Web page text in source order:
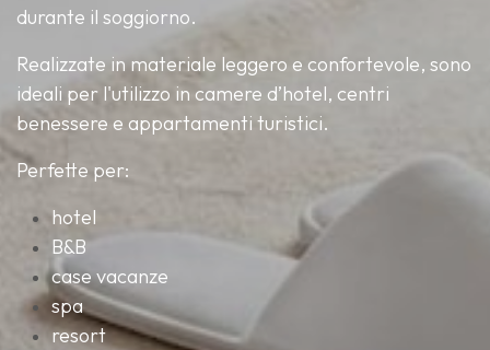
durante il soggiorno.
Realizzate in materiale leggero e confortevole, sono
ideali per l'utilizzo in camere d’hotel, centri
benessere e appartamenti turistici.
Perfette per:
hotel
B&B
case vacanze
spa
resort